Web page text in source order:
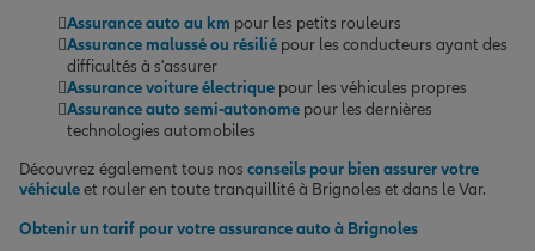
Assurance auto au km pour les petits rouleurs
Assurance malussé ou résilié pour les conducteurs ayant des
difficultés à s'assurer
Assurance voiture électrique pour les véhicules propres
Assurance auto semi-autonome pour les dernières
technologies automobiles
Découvrez également tous nos conseils pour bien assurer votre
véhiculeet rouler en toute tranquillité à Brignoles et dans le Var.
Obtenir un tarif pour votre assurance auto à Brignoles